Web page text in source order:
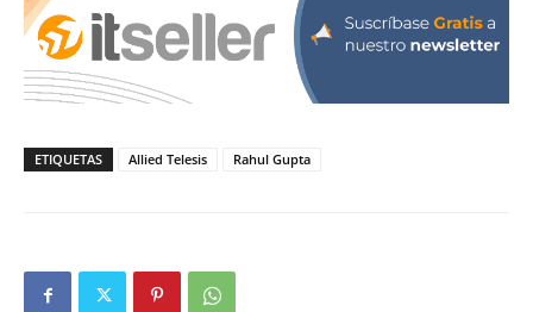
ETIQUETAS Allied Telesis Rahul Gupta